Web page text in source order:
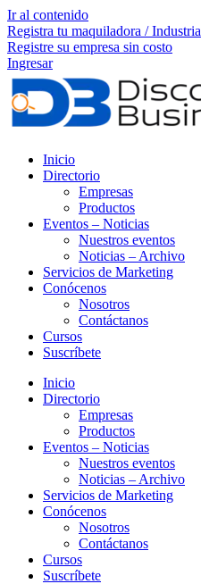
Ir al contenido
Registra tu maquiladora / Industria
Registre su empresa sin costo
Ingresar
Inicio
Directorio
Empresas
Productos
Eventos – Noticias
Nuestros eventos
Noticias – Archivo
Servicios de Marketing
Conócenos
Nosotros
Contáctanos
Cursos
Suscríbete
Inicio
Directorio
Empresas
Productos
Eventos – Noticias
Nuestros eventos
Noticias – Archivo
Servicios de Marketing
Conócenos
Nosotros
Contáctanos
Cursos
Suscríbete